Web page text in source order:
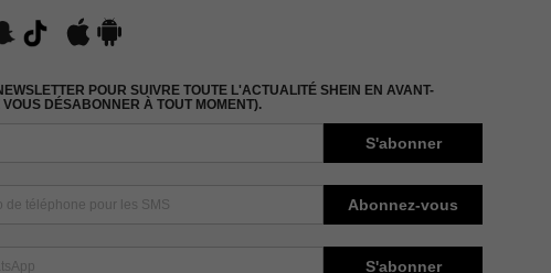
POUR SUIVRE TOUTE L'ACTUALITÉ SHEIN EN AVANT-
DÉSABONNER À TOUT MOMENT).
S'abonner
Abonnez-vous
S'abonner